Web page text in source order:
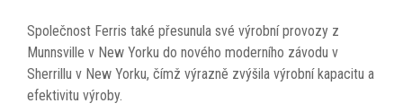
Společnost Ferris také přesunula své výrobní provozy z
Munnsville v New Yorku do nového moderního závodu v
Sherrillu v New Yorku, čímž výrazně zvýšila výrobní kapacitu a
efektivitu výroby.